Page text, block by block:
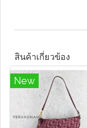
สินค้าเกี่ยวข้อง
New